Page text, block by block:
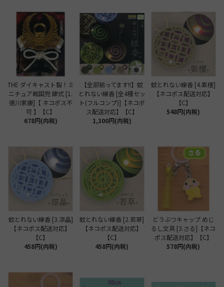
THE ダイキャスト製！ミ
ニチュア戦国兜 肆式 [1.
徳川家康]【 ネコポス不
可 】【C】
678円(内税)
【全部揃ってます!!】蚊
とれない線香 [全4種セッ
ト(フルコンプ)]【ネコポ
ス配送対応】【C】
1,300円(内税)
蚊とれない線香 [4.紫檀]
【ネコポス配送対応】
【C】
548円(内税)
蚊とれない線香 [3.涼晶]
【ネコポス配送対応】
【C】
458円(内税)
蚊とれない線香 [2.若草]
【ネコポス配送対応】
【C】
458円(内税)
どうぶつキャップ めじ
るし文具 [3.さる]【ネコ
ポス配送対応】【C】
578円(内税)